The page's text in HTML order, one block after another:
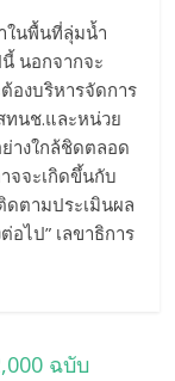
ในพื้นที่ลุ่มน้ำ
นอกจากจะ
องบริหารจัดการ
ทนช.และหน่วย
างใกล้ชิดตลอด
จจะเกิดขึ้นกับ
ตามประเมินผล
อไป” เลขาธิการ
ฉบับ